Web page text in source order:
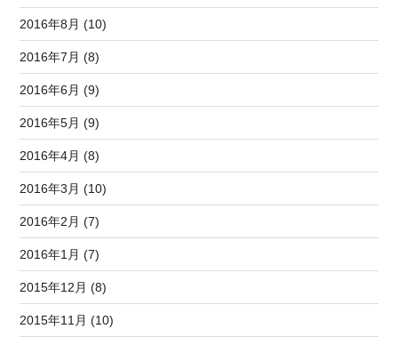
2016年8月 (10)
2016年7月 (8)
2016年6月 (9)
2016年5月 (9)
2016年4月 (8)
2016年3月 (10)
2016年2月 (7)
2016年1月 (7)
2015年12月 (8)
2015年11月 (10)